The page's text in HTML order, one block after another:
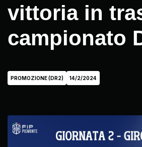
vittoria in
campionato
PROMOZIONE (DR2) 14/2/2024